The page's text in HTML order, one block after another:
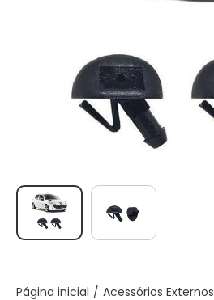
Página inicial Acessórios Externos